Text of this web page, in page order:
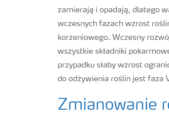
zamierają i opadają, dlatego
wczesnych fazach wzrost
korzeniowego. Wczesny
wszystkie składniki
przypadku słaby wzrost
do odżywienia roślin jest faza
Zmianowanie